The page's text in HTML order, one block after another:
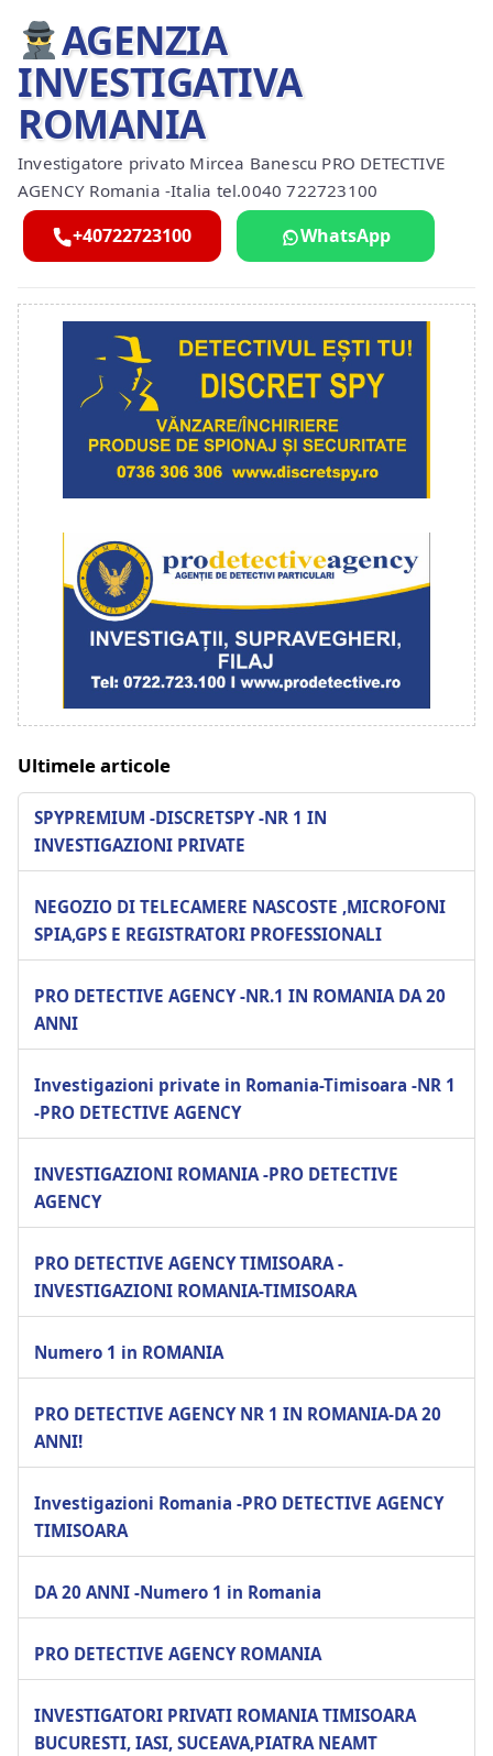
AGENZIA
INVESTIGATIVA
ROMANIA
Investigatore privato Mircea Banescu PRO DETECTIVE
AGENCY Romania -Italia tel.0040 722723100
+40722723100 WhatsApp
Ultimele articole
SPYPREMIUM -DISCRETSPY -NR 1 IN
INVESTIGAZIONI PRIVATE
NEGOZIO DI TELECAMERE NASCOSTE ,MICROFONI
SPIA,GPS E REGISTRATORI PROFESSIONALI
PRO DETECTIVE AGENCY -NR.1 IN ROMANIA DA 20
ANNI
Investigazioni private in Romania-Timisoara -NR 1
-PRO DETECTIVE AGENCY
INVESTIGAZIONI ROMANIA -PRO DETECTIVE
AGENCY
PRO DETECTIVE AGENCY TIMISOARA -
INVESTIGAZIONI ROMANIA-TIMISOARA
Numero 1 in ROMANIA
PRO DETECTIVE AGENCY NR 1 IN ROMANIA-DA 20
ANNI!
Investigazioni Romania -PRO DETECTIVE AGENCY
TIMISOARA
DA 20 ANNI -Numero 1 in Romania
PRO DETECTIVE AGENCY ROMANIA
INVESTIGATORI PRIVATI ROMANIA TIMISOARA
BUCURESTI, IASI, SUCEAVA,PIATRA NEAMT